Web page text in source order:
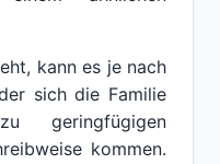
kann es je nach
sich die Familie
geringfügigen
kommen.